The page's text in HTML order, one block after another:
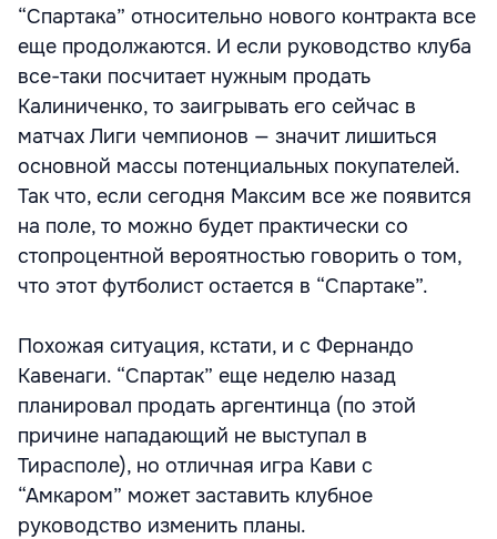
“Спартака” относительно нового контракта все
еще продолжаются. И если руководство клуба
все-таки посчитает нужным продать
Калиниченко, то заигрывать его сейчас в
матчах Лиги чемпионов — значит лишиться
основной массы потенциальных покупателей.
Так что, если сегодня Максим все же появится
на поле, то можно будет практически со
стопроцентной вероятностью говорить о том,
что этот футболист остается в “Спартаке”.
Похожая ситуация, кстати, и с Фернандо
Кавенаги. “Спартак” еще неделю назад
планировал продать аргентинца (по этой
причине нападающий не выступал в
Тирасполе), но отличная игра Кави с
“Амкаром” может заставить клубное
руководство изменить планы.